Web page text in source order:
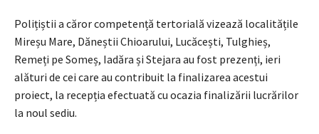
Polițiștii a căror competență tertorială vizează localitățile
Mireșu Mare, Dăneștii Chioarului, Lucăcești, Tulghieș,
Remeți pe Someș, Iadăra și Stejara au fost prezenți, ieri
alături de cei care au contribuit la finalizarea acestui
proiect, la recepția efectuată cu ocazia finalizării lucrărilor
la noul sediu.